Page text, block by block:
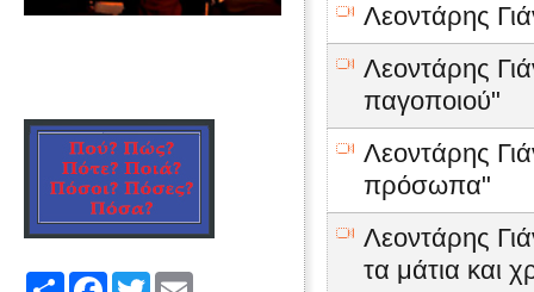
Share FacebookTwitter
Λεοντάρης
Λεοντάρης
παγοποιού"
Λεοντάρης
πρόσωπα"
Λεοντάρης
τα μάτια και